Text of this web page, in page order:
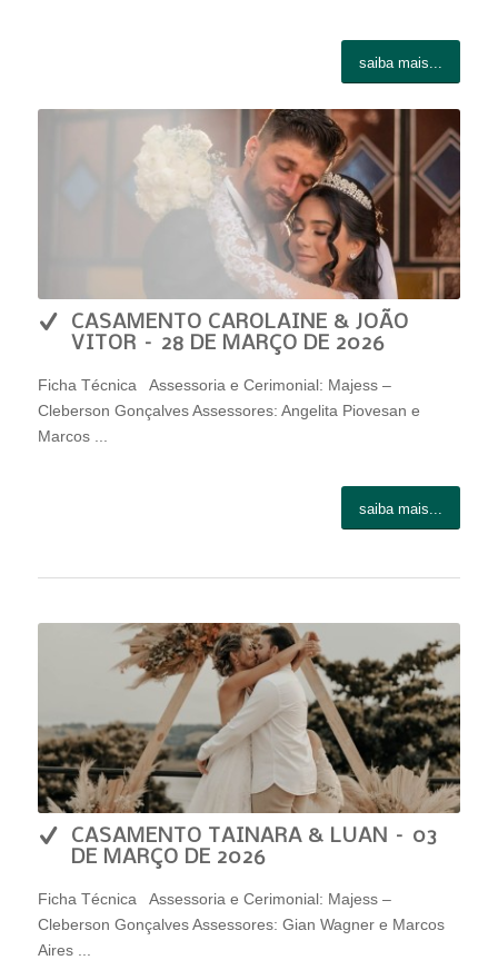
saiba mais...
CASAMENTO CAROLAINE & JOÃO
VITOR – 28 DE MARÇO DE 2026
Ficha Técnica Assessoria e Cerimonial: Majess –
Cleberson Gonçalves Assessores: Angelita Piovesan e
Marcos ...
saiba mais...
CASAMENTO TAINARA & LUAN – 03
DE MARÇO DE 2026
Ficha Técnica Assessoria e Cerimonial: Majess –
Cleberson Gonçalves Assessores: Gian Wagner e Marcos
Aires ...